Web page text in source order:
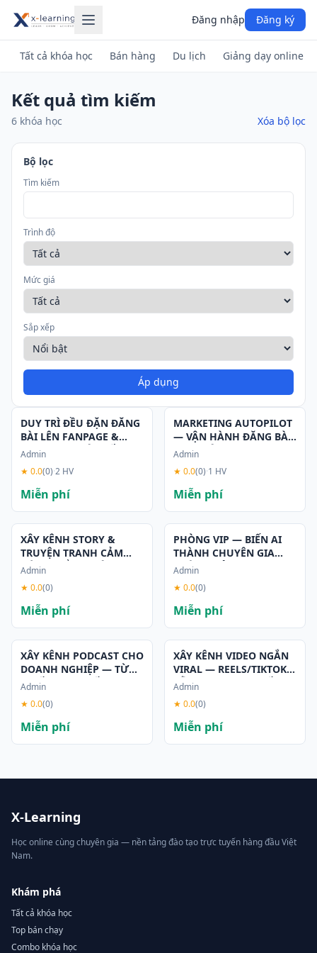
Đăng nhập Đăng ký
Tất cả khóa học Bán hàng Du lịch Giảng dạy online
Kết quả tìm kiếm
6 khóa học Xóa bộ lọc
Bộ lọc
Tìm kiếm
Trình độ
Mức giá
Sắp xếp
Áp dụng
Hot
DUY TRÌ ĐỀU ĐẶN ĐĂNG
BÀI LÊN FANPAGE &
WEBSITE — HỆ THỐNG
BẬN RỘN
Admin
★ 0.0(0)·2 HV
Miễn phí
MARKETING AUTOPILOT
— VẬN HÀNH ĐĂNG BÀI
24/7 TRÊN WORDPRESS
Admin
★ 0.0(0)·1 HV
Miễn phí
XÂY KÊNH STORY &
TRUYỆN TRANH CẢM
XÚC — KỂ CHUYỆN
STORY AUTOPILOT
Admin
★ 0.0(0)
Miễn phí
PHÒNG VIP — BIẾN AI
THÀNH CHUYÊN GIA
NGÀNH CỦA BẠN
CHUNG CHUNG)
Admin
★ 0.0(0)
Miễn phí
XÂY KÊNH PODCAST CHO
DOANH NGHIỆP — TỪ
CHIẾN LƯỢC ĐẾN VIDEO
Admin
★ 0.0(0)
Miễn phí
XÂY KÊNH VIDEO NGẮN
VIRAL — REELS/TIKTOK
BẰNG AI THỰC CHIẾN
Admin
★ 0.0(0)
Miễn phí
X-Learning
Học online cùng chuyên gia — nền tảng đào tạo trực tuyến hàng đầu Việt
Nam.
Khám phá
Tất cả khóa học
Top bán chạy
Combo khóa học